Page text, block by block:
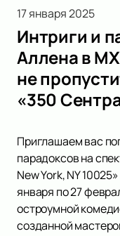
17 января 2025
Интриги и
Аллена в
не
«350
Приглашаем вас
парадоксов на
New York, NY
января по 27
остроумной
созданной